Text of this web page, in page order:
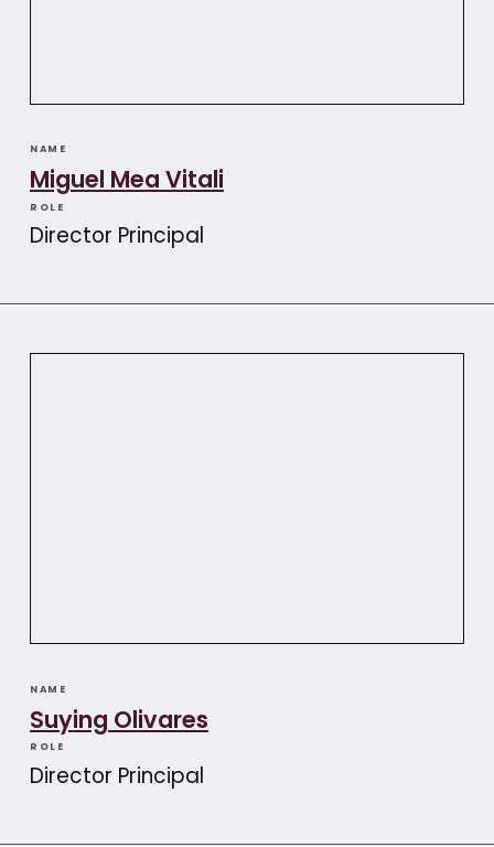
NAME
Miguel Mea Vitali​​
ROLE
Director Principal
NAME
Suying Olivares​​
ROLE
Director Principal